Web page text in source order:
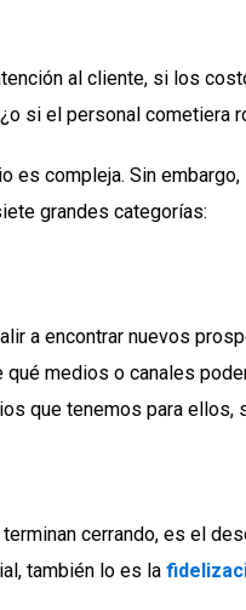
al cliente, si los
si el personal cometiera
es compleja. Sin
grandes categorías:
a encontrar nuevos
medios o canales
que tenemos para ellos,
cerrando, es el
también lo es la